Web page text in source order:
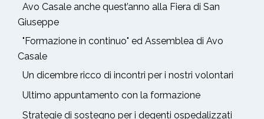
Avo Casale anche quest’anno alla Fiera di San
Giuseppe
"Formazione in continuo" ed Assemblea di Avo
Casale
Un dicembre ricco di incontri per i nostri volontari
Ultimo appuntamento con la formazione
Strategie di sostegno per i degenti ospedalizzati